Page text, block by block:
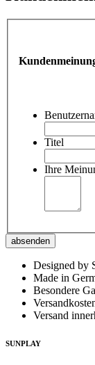
Titel
Ihre
absenden
Designed by
Made in
Besondere
Versand
SUNPLAY